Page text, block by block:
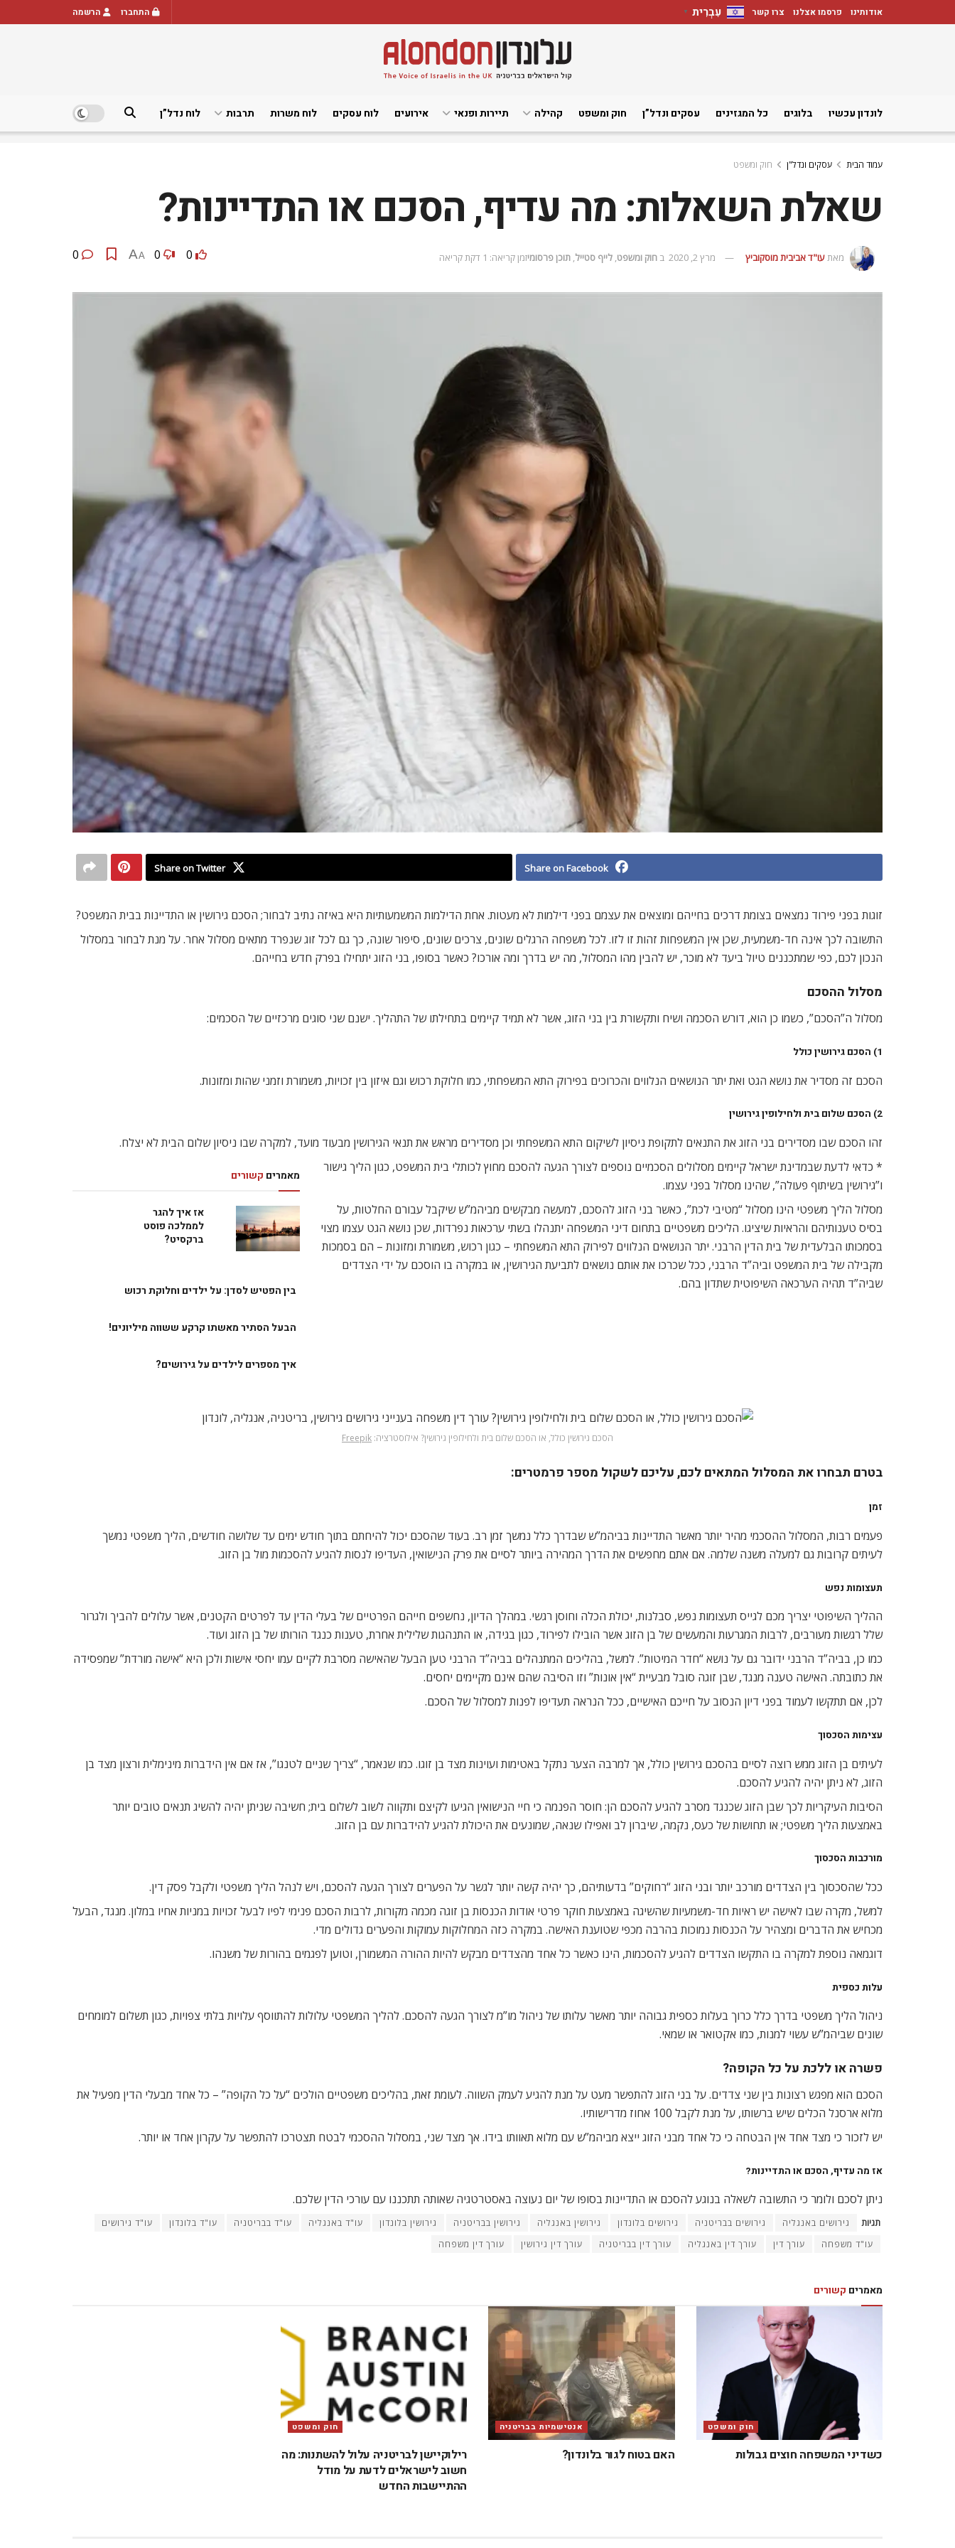
אודותינו פרסמו אצלנו צרו קשר עִבְרִית ▼ התחברו הרשמה
לונדון עכשיו בלוגים כל המגזינים עסקים ונדל”ן חוק ומשפט קהילה תיירות ופנאי אירועים לוח עסקים לוח משרות תרבות לוח נדל”ן
עמוד הבית עסקים ונדל"ן חוק ומשפט
שאלת השאלות: מה עדיף, הסכם או התדיינות?
מאתעו"ד אביבית מוסקוביץ מרץ 2, 2020 ב חוק ומשפט, לייף סטייל, תוכן פרסומיזמן קריאה: 1 דקת קריאה 0
0
A
A
Share on Facebook
Share on Twitter
זוגות בפני פירוד נמצאים בצומת דרכים בחייהם ומוצאים את עצמם בפני דילמות לא מעטות. אחת הדילמות המשמעותיות היא באיזה נתיב לבחור; הסכם גירושין או התדיינות בבית המשפט?
התשובה לכך אינה חד-משמעית, שכן אין המשפחות זהות זו לזו. לכל משפחה הרגלים שונים, צרכים שונים, סיפור שונה, כך גם לכל זוג שנפרד מתאים מסלול אחר. על מנת לבחור במסלול
הנכון לכם, כפי שמתכננים טיול ביעד לא מוכר, יש להבין מהו המסלול, מה יש בדרך ומה אורכו? כאשר בסופו, בני הזוג יתחילו בפרק חדש בחייהם.
מסלול ההסכם
מסלול ה”הסכם”, כשמו כן הוא, דורש הסכמה ושיח ותקשורת בין בני הזוג, אשר לא תמיד קיימים בתחילתו של התהליך. ישנם שני סוגים מרכזיים של הסכמים:
1) הסכם גירושין כולל
הסכם זה מסדיר את נושא הגט ואת יתר הנושאים הנלווים והכרוכים בפירוק התא המשפחתי, כמו חלוקת רכוש וגם איזון בין זכויות, משמורת וזמני שהות ומזונות.
2) הסכם שלום בית ולחילופין גירושין
זהו הסכם שבו מסדירים בני הזוג את התנאים לתקופת ניסיון לשיקום התא המשפחתי וכן מסדירים מראש את תנאי הגירושין מבעוד מועד, למקרה שבו ניסיון שלום הבית לא יצלח.
מאמרים קשורים
אז איך להגר
לממלכה פוסט
ברקסיט?
בין הפטיש לסדן: על ילדים וחלוקת רכוש
הבעל הסתיר מאשתו קרקע ששווה מיליונים!
איך מספרים לילדים על גירושים?
* כדאי לדעת שבמדינת ישראל קיימים מסלולים הסכמיים נוספים לצורך הגעה להסכם מחוץ לכותלי בית המשפט, כגון הליך גישור
ו”גירושין בשיתוף פעולה”, שהינו מסלול בפני עצמו.
מסלול הליך משפטי הינו מסלול “מטיבי לכת”, כאשר בני הזוג להסכם, למעשה מבקשים מביהמ”ש שיקבל עבורם החלטות, על
בסיס טענותיהם והראיות שיציגו. הליכים משפטיים בתחום דיני המשפחה יתנהלו בשתי ערכאות נפרדות, שכן נושא הגט עצמו מצוי
בסמכותו הבלעדית של בית הדין הרבני. יתר הנושאים הנלווים לפירוק התא המשפחתי – כגון רכוש, משמורת ומזונות – הם בסמכות
מקבילה של בית המשפט וביה”ד הרבני, ככל שכרכו את אותם נושאים לתביעת הגירושין, או במקרה בו הוסכם על ידי הצדדים
שביה”ד תהיה הערכאה השיפוטית שתדון בהם.
הסכם גירושין כולל, או הסכם שלום בית ולחילופין גירושין? אילוסטרציה: Freepik
בטרם תבחרו את המסלול המתאים לכם, עליכם לשקול מספר פרמטרים:
זמן
פעמים רבות, המסלול ההסכמי מהיר יותר מאשר התדיינות בביהמ”ש שבדרך כלל נמשך זמן רב. בעוד שהסכם יכול להיחתם בתוך חודש ימים עד שלושה חודשים, הליך משפטי נמשך
לעיתים קרובות גם למעלה משנה שלמה. אם אתם מחפשים את הדרך המהירה ביותר לסיים את פרק הנישואין, העדיפו לנסות להגיע להסכמות מול בן הזוג.
תעצומות נפש
ההליך השיפוטי יצריך מכם לגייס תעצומות נפש, סבלנות, יכולת הכלה וחוסן רגשי. במהלך הדיון, נחשפים חייהם הפרטיים של בעלי הדין עד לפרטים הקטנים, אשר עלולים להביך ולגרור
שלל רגשות מעורבים, לרבות המגרעות והמעשים של בן הזוג אשר הובילו לפירוד, כגון בגידה, או התנהגות שלילית אחרת, טענות כנגד הורותו של בן הזוג ועוד.
כמו כן, בביה”ד הרבני ידובר גם על נושא “חדר המיטות”. למשל, בהליכים המתנהלים בביה”ד הרבני טען הבעל שהאישה מסרבת לקיים עמו יחסי אישות ולכן היא “אישה מורדת” שמפסידה
את כתובתה. האישה טענה מנגד, שבן זוגה סובל מבעיית “אין אונות” וזו הסיבה שהם אינם מקיימים יחסים.
לכן, אם תתקשו לעמוד בפני דיון הנסוב על חייכם האישיים, ככל הנראה תעדיפו לפנות למסלול של הסכם.
עצימות הסכסוך
לעיתים בן הזוג ממש רוצה לסיים בהסכם גירושין כולל, אך למרבה הצער נתקל באטימות ועוינות מצד בן זוגו. כמו שנאמר, “צריך שניים לטנגו”, אז אם אין הידברות מינימלית ורצון מצד בן
הזוג, לא ניתן יהיה להגיע להסכם.
הסיבות העיקריות לכך שבן הזוג שכנגד מסרב להגיע להסכם הן: חוסר הפנמה כי חיי הנישואין הגיעו לקיצם ותקווה לשוב לשלום בית; חשיבה שניתן יהיה להשיג תנאים טובים יותר
באמצעות הליך משפטי; או תחושות של כעס, נקמה, שיברון לב ואפילו שנאה, שמונעים את היכולת להגיע להידברות עם בן הזוג.
מורכבות הסכסוך
ככל שהסכסוך בין הצדדים מורכב יותר ובני הזוג “רחוקים” בדעותיהם, כך יהיה קשה יותר לגשר על הפערים לצורך הגעה להסכם, ויש לנהל הליך משפטי ולקבל פסק דין.
למשל, מקרה שבו לאישה יש ראיות חד-משמעיות שהשיגה באמצעות חוקר פרטי אודות הכנסות בן זוגה מכמה מקורות, לרבות הסכם פנימי לפיו לבעל זכויות במניות אחיו במלון. מנגד, הבעל
מכחיש את הדברים ומצהיר על הכנסות נמוכות בהרבה מכפי שטוענת האישה. במקרה כזה המחלוקות עמוקות והפערים גדולים מדי.
דוגמאה נוספת למקרה בו התקשו הצדדים להגיע להסכמות, הינו כאשר כל אחד מהצדדים מבקש להיות ההורה המשמורן, וטוען לפגמים בהורות של משנהו.
עלות כספית
ניהול הליך משפטי בדרך כלל כרוך בעלות כספית גבוהה יותר מאשר עלותו של ניהול מו”מ לצורך הגעה להסכם. להליך המשפטי עלולות להתווסף עלויות בלתי צפויות, כגון תשלום למומחים
שונים שביהמ”ש עשוי למנות, כמו אקטואר או שמאי.
פשרה או ללכת על כל הקופה?
הסכם הוא מפגש רצונות בין שני צדדים. על בני הזוג להתפשר מעט על מנת להגיע לעמק השווה. לעומת זאת, בהליכים משפטיים הולכים “על כל הקופה” – כל אחד מבעלי הדין מפעיל את
מלוא ארסנל הכלים שיש ברשותו, על מנת לקבל 100 אחוז מדרישותיו.
יש לזכור כי מצד אחד אין הבטחה כי כל אחד מבני הזוג ייצא מביהמ”ש עם מלוא תאוותו בידו. אך מצד שני, במסלול ההסכמי לבטח תצטרכו להתפשר על עקרון אחד או יותר.
אז מה עדיף, הסכם או התדיינות?
ניתן לסכם ולומר כי התשובה לשאלה בנוגע להסכם או התדיינות בסופו של יום נעוצה באסטרטגיה שאותה תתכננו עם עורכי הדין שלכם.
תגיות גירושים באנגליה גירושים בבריטניה גירושים בלונדון גירושין באנגליה גירושין בבריטניה גירושין בלונדון עו"ד באנגליה עו"ד בבריטניה עו"ד בלונדון
עו"ד גירושים
עו"ד משפחה
עורך דין עורך דין באנגליה עורך דין בבריטניה עורך דין גירושין עורך דין משפחה
מאמרים קשורים
חוק ומשפט
כשדיני המשפחה חוצים גבולות
אנטישמיות בבריטניה
האם בטוח לגור בלונדון?
חוק ומשפט
רילוקיישן לבריטניה עלול להשתנות: מה
חשוב לישראלים לדעת על מודל
ההתיישבות החדש